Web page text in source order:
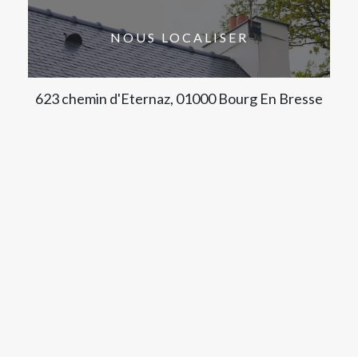
NOUS LOCALISER
623 chemin d'Eternaz, 01000 Bourg En Bresse